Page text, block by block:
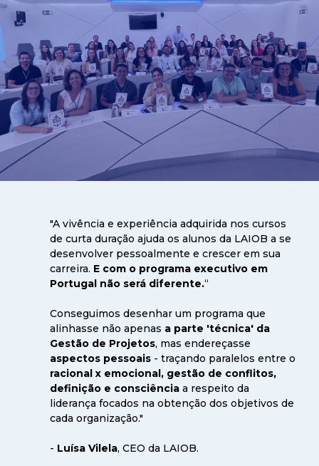
"A vivência e experiência adquirida nos cursos
de curta duração ajuda os alunos da LAIOB a se
desenvolver pessoalmente e crescer em sua
carreira. E com o programa executivo em
Portugal não será diferente.“
Conseguimos desenhar um programa que
alinhasse não apenas a parte 'técnica' da
Gestão de Projetos, mas endereçasse
aspectos pessoais - traçando paralelos entre o
racional x emocional, gestão de conflitos,
definição e consciência a respeito da
liderança focados na obtenção dos objetivos de
cada organização."
- Luísa Vilela, CEO da LAIOB.